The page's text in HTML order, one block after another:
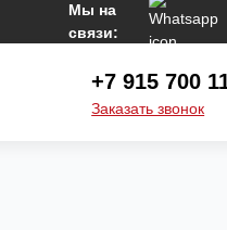
Мы на
связи:
+7 915 700
Заказать звонок